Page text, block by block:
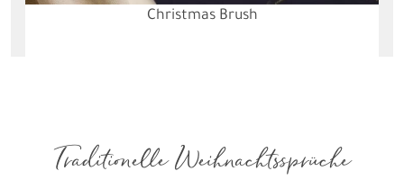
Frosty Christmas
Traditionelle Weihnachtssprüche